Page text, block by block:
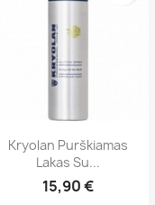
Greita peržiūra
+1
Kryolan Purškiamas
Lakas Su...
15,90 €